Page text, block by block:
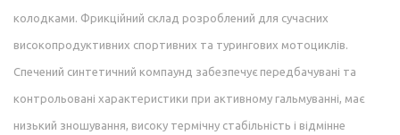
колодками. Фрикційний склад розроблений для сучасних
високопродуктивних спортивних та турингових мотоциклів.
Спечений синтетичний компаунд забезпечує передбачувані та
контрольовані характеристики при активному гальмуванні, має
низький зношування, високу термічну стабільність і відмінне